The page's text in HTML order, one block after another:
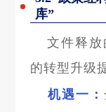
库”
文件释
的转型升级
机遇一：